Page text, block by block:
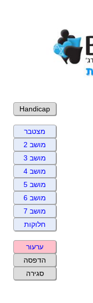
Handicap
מצטבר
מושב 2
מושב 3
מושב 4
מושב 5
מושב 6
מושב 7
חלוקות
ערעור
הדפסה
סגירה